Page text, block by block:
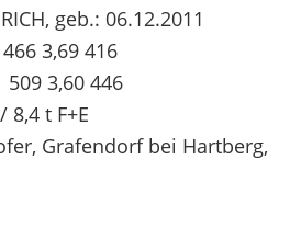
geb.: 06.12.2011
3,69 416
509 3,60 446
8,4 t F+E
Grafendorf bei Hartberg,